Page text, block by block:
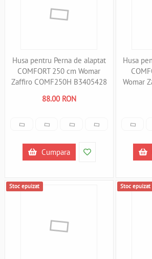
Husa pentru Perna de alaptat
COMFORT 250 cm Womar
Zaffiro COMF250H B3405428
88.00 RON
Cumpara
Husa
Womar
Stoc epuizat Stoc epuizat